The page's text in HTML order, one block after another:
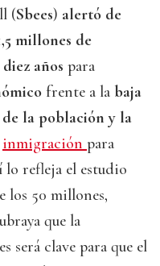
(Sbees) alertó de
millones de
años para
frente a la baja
la población y la
inmigración para
refleja el estudio
los 50 millones,
que la
será clave para que el